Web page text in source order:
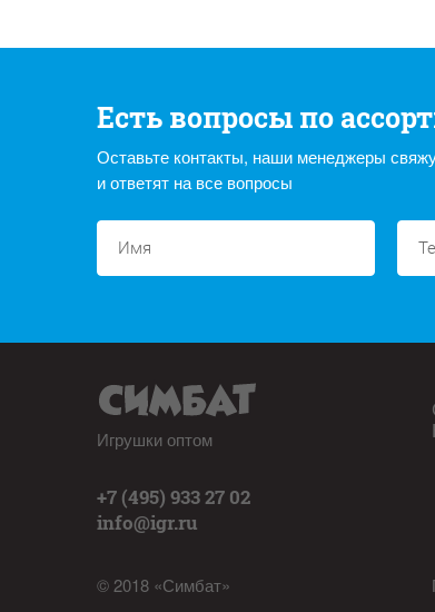
Есть вопросы по
Оставьте контакты, наши менеджеры
и ответят на все вопросы
Игрушки оптом
+7 (495) 933 27 02
info@igr.ru
© 2018 «Симбат»